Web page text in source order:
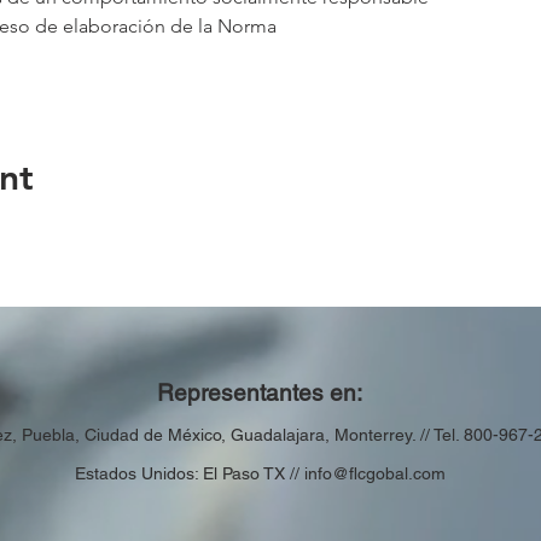
de elaboración de la Norma
Representantes en:
Puebla, Ciudad de México, Guadalajara, Monterrey. // Tel. 800-
Estados Unidos: El Paso TX // info@flcgobal.com